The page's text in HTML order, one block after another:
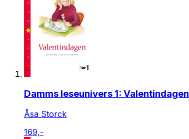
Damms leseunivers 1: Valentindagen
Åsa Storck
169,-